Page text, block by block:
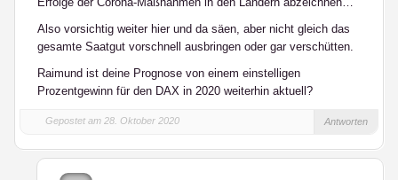
Also vorsichtig weiter hier und da säen, aber nicht gleich das
gesamte Saatgut vorschnell ausbringen oder gar verschütten.
Raimund ist deine Prognose von einem einstelligen
Prozentgewinn für den DAX in 2020 weiterhin aktuell?
Gepostet am 28. Oktober 2020 Antworten